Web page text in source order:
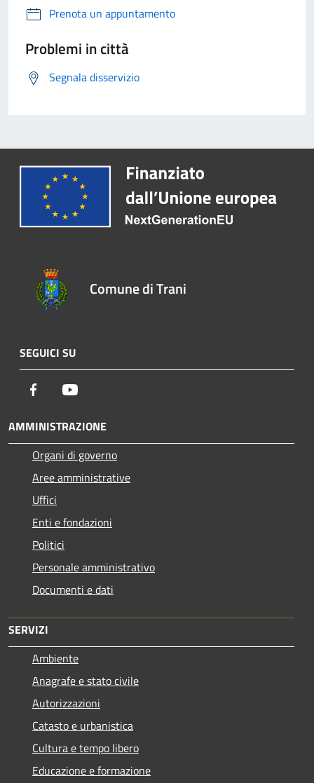
Prenota un appuntamento
Problemi in città
Segnala disservizio
Comune di Trani
SEGUICI SU
Facebook
AMMINISTRAZIONE
Organi di governo
Aree amministrative
Uffici
Enti e fondazioni
Politici
Personale amministrativo
Documenti e dati
SERVIZI
Ambiente
Anagrafe e stato civile
Autorizzazioni
Catasto e urbanistica
Cultura e tempo libero
Educazione e formazione